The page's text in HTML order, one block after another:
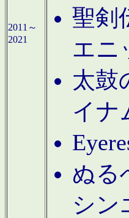
2011～
2021
聖剣
エニ
太鼓
イナ
ぬる
シン